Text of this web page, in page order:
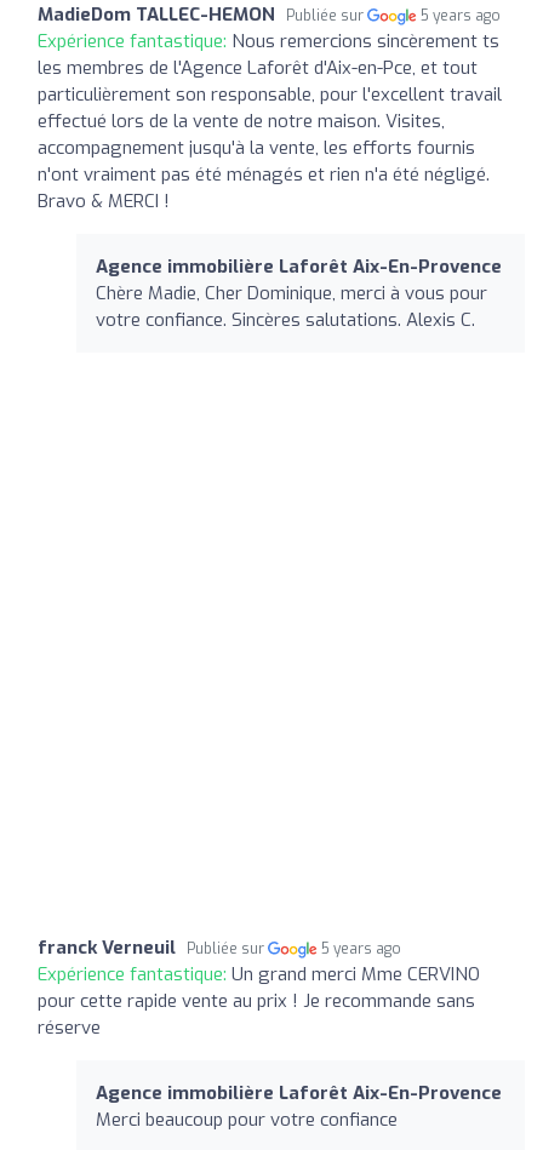
MadieDom TALLEC-HEMON Publiée sur 5 years ago
Expérience fantastique: Nous remercions sincèrement ts
les membres de l'Agence Laforêt d'Aix-en-Pce, et tout
particulièrement son responsable, pour l'excellent travail
effectué lors de la vente de notre maison. Visites,
accompagnement jusqu'à la vente, les efforts fournis
n'ont vraiment pas été ménagés et rien n'a été négligé.
Bravo & MERCI !
Agence immobilière Laforêt Aix-En-Provence
Chère Madie, Cher Dominique, merci à vous pour
votre confiance. Sincères salutations. Alexis C.
franck Verneuil Publiée sur 5 years ago
Expérience fantastique: Un grand merci Mme CERVINO
pour cette rapide vente au prix ! Je recommande sans
réserve
Agence immobilière Laforêt Aix-En-Provence
Merci beaucoup pour votre confiance